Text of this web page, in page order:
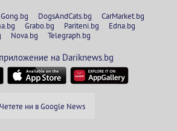
Gong.bg DogsAndCats.bg
CarMarket.bg
Grabo.bg Pariteni.bg
Edna.bg
Nova.bg Telegraph.bg
на Dariknews.bg
Четете ни в Google News